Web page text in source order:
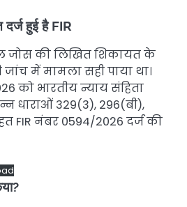
हुई है FIR
जोस की लिखित शिकायत के
में मामला सही पाया था।
को भारतीय न्याय संहिता
धाराओं 329(3), 296(बी),
FIR नंबर 0594/2026 दर्ज की